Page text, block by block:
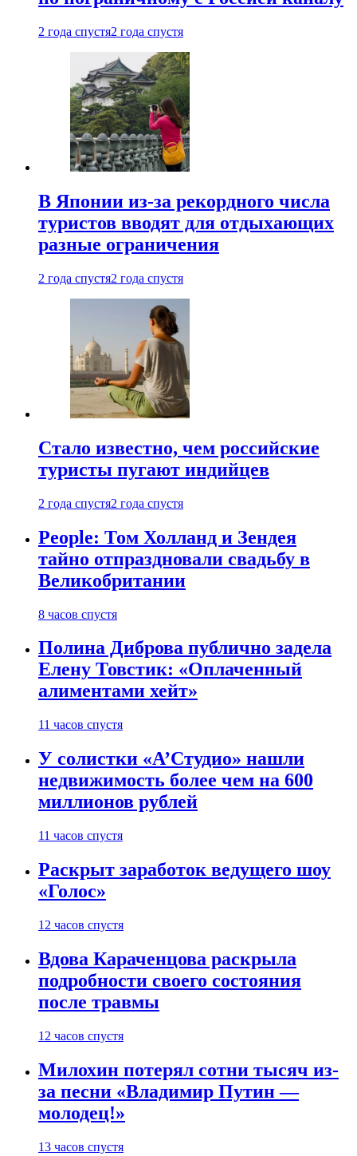
2 года спустя2 года спустя
В Японии из-за рекордного числа
туристов вводят для отдыхающих
разные ограничения
2 года спустя2 года спустя
Стало известно, чем российские
туристы пугают индийцев
2 года спустя2 года спустя
People: Том Холланд и Зендея
тайно отпраздновали свадьбу в
Великобритании
8 часов спустя
Полина Диброва публично задела
Елену Товстик: «Оплаченный
алиментами хейт»
11 часов спустя
У солистки «А’Студио» нашли
недвижимость более чем на 600
миллионов рублей
11 часов спустя
Раскрыт заработок ведущего шоу
«Голос»
12 часов спустя
Вдова Караченцова раскрыла
подробности своего состояния
после травмы
12 часов спустя
Милохин потерял сотни тысяч из-
за песни «Владимир Путин —
молодец!»
13 часов спустя